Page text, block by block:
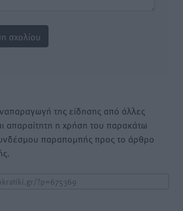
της είδησης από άλλες
απαραίτητη η χρήση του παρακάτω
παραπομπής προς το άρθρο